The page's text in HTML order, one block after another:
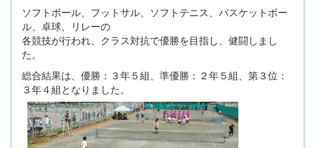
ソフトボール、フットサル、ソフトテニス、バスケットボー
ル、卓球、リレーの
各競技が行われ、クラス対抗で優勝を目指し、健闘しまし
た。
総合結果は、優勝：３年５組、準優勝：２年５組、第３位：
３年４組となりました。